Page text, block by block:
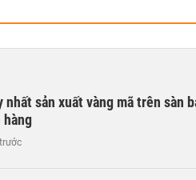
nhất sản xuất vàng mã trên sàn
hàng